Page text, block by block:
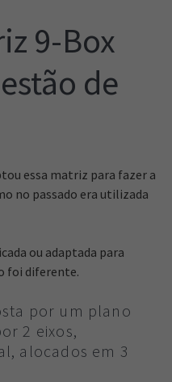
9-Box
de
essa matriz para fazer a
no passado era utilizada
ou adaptada para
foi diferente.
por um plano
2 eixos,
alocados em 3